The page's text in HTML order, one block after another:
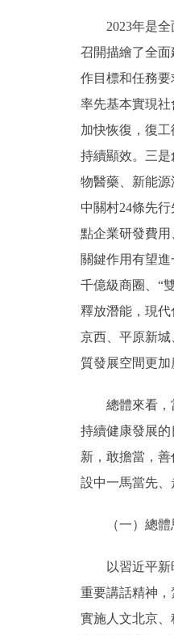
2023年是全面
召開描繪了全
作目標和任務
率先基本實現
加快恢復，復
持續顯效。三
物醫藥、新能
中關村24條先
點企業研發費
關鍵作用有望
千億級商圈、“
釋放潛能，現
京西、平原新
質發展空間更加
總體來看，當
持續健康發展
新，敢擔當，
設中一馬當先、
（一）總體
以習近平新時
重要講話精神
實施人文北京